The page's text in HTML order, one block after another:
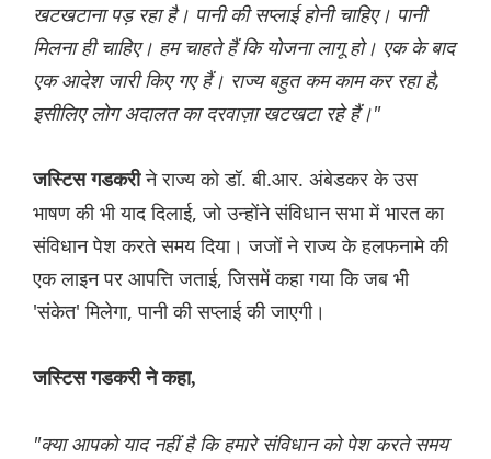
खटखटाना पड़ रहा है। पानी की सप्लाई होनी चाहिए। पानी
मिलना ही चाहिए। हम चाहते हैं कि योजना लागू हो। एक के बाद
एक आदेश जारी किए गए हैं। राज्य बहुत कम काम कर रहा है,
इसीलिए लोग अदालत का दरवाज़ा खटखटा रहे हैं।"
जस्टिस गडकरीने राज्य को डॉ. बी.आर. अंबेडकर के उस
भाषण की भी याद दिलाई, जो उन्होंने संविधान सभा में भारत का
संविधान पेश करते समय दिया। जजों ने राज्य के हलफनामे की
एक लाइन पर आपत्ति जताई, जिसमें कहा गया कि जब भी
'संकेत' मिलेगा, पानी की सप्लाई की जाएगी।
जस्टिस गडकरी ने कहा,
"क्या आपको याद नहीं है कि हमारे संविधान को पेश करते समय